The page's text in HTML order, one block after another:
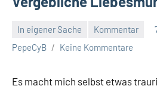
In eigener Sache Kommentar
PepeCyB
Keine Kommentare
Es macht mich selbst etwas